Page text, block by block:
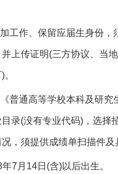
作、保留应届生身份，
上传证明(三方协议、当
通高等学校本科及研究
录(没有专业代码)，选择
，须提供成绩单扫描件
月14日(含)以后出生。